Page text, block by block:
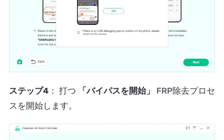
ステップ4： 打つ 「バイパスを開始」
FRP除去プロセ
スを開始します。